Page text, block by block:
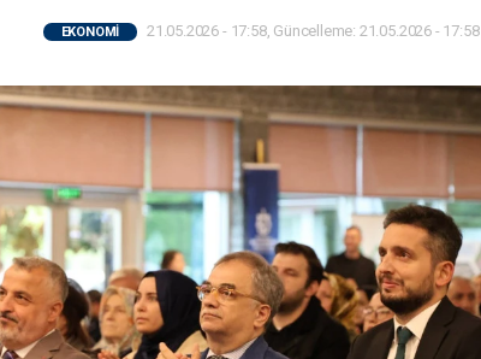
EKONOMİ 21.05.2026 - 17:58, Güncelleme: 21.05.2026 - 17:58